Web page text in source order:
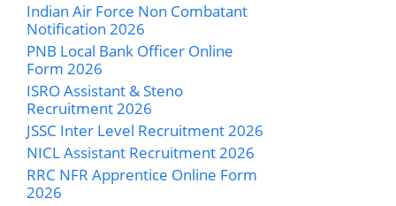
Indian Air Force Non Combatant
Notification 2026
PNB Local Bank Officer Online
Form 2026
ISRO Assistant & Steno
Recruitment 2026
JSSC Inter Level Recruitment 2026
NICL Assistant Recruitment 2026
RRC NFR Apprentice Online Form
2026